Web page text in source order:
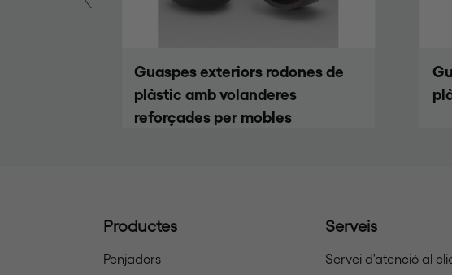
Guaspes interiors rodones de
plàstic per mobles
Productes
Penjadors
Serveis
Servei d'atenció al